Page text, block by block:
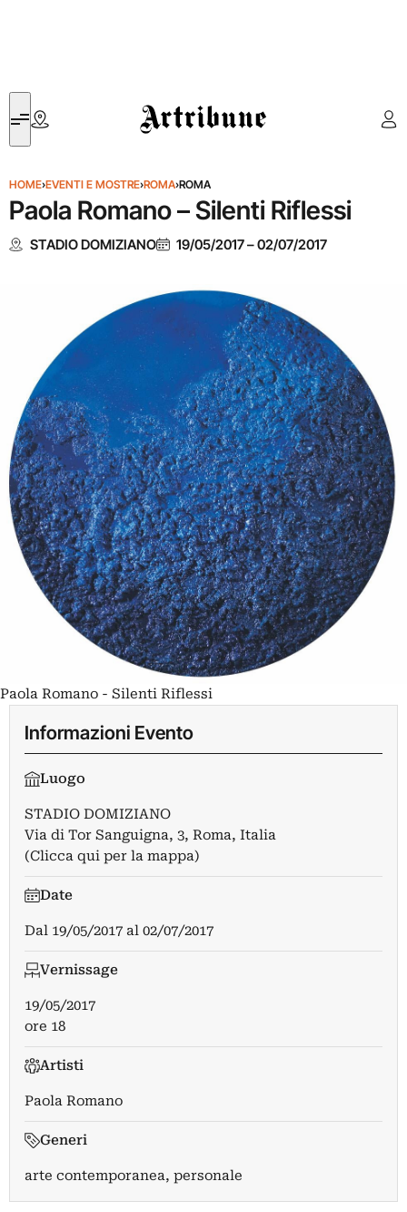
Artribune
HOME›EVENTI E MOSTRE›ROMA›ROMA
Paola Romano – Silenti Riflessi
STADIO DOMIZIANO 19/05/2017–02/07/2017
Paola Romano - Silenti Riflessi
Informazioni Evento
Luogo
STADIO DOMIZIANO
Via di Tor Sanguigna, 3, Roma, Italia
(Clicca qui per la mappa)
Date
Dal 19/05/2017 al 02/07/2017
Vernissage
19/05/2017
ore 18
Artisti
Paola Romano
Generi
arte contemporanea, personale